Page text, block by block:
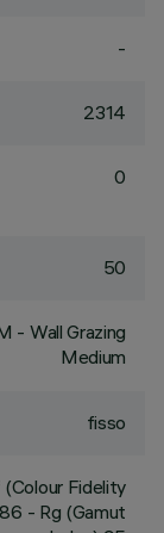
-
2314
0
50
- Wall Grazing
Medium
fisso
(Colour Fidelity
- Rg (Gamut